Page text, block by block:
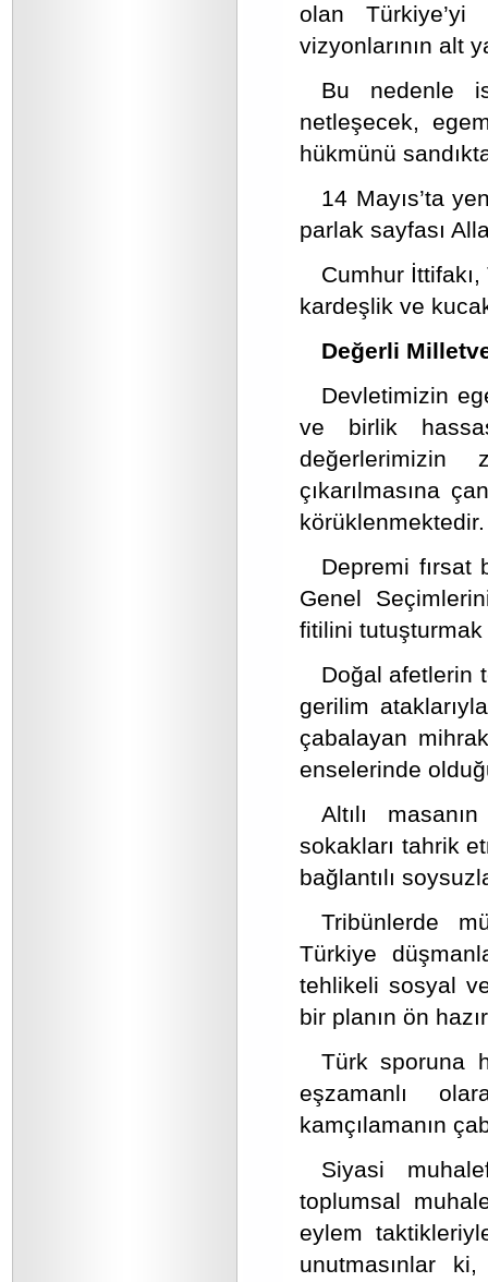
olan
vizyonlarının alt
Bu nedenle
netleşecek,
hükmünü
14 Mayıs’ta
parlak sayfası
Cumhur
kardeşlik ve
Değerli
Devletimizin
ve birlik
değerlerimizin
çıkarılmasına
körüklenmektedir.
Depremi fırsat
Genel
fitilini
Doğal afetlerin
gerilim
çabalayan
enselerinde
Altılı
sokakları tahrik
bağlantılı
Tribünlerde
Türkiye
tehlikeli sosyal
bir planın ön
Türk sporuna
eşzamanlı
kamçılamanın
Siyasi
toplumsal
eylem
unutmasınlar